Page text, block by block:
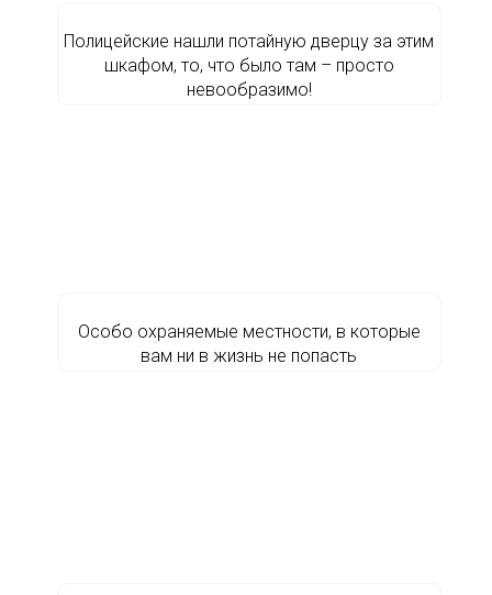
Полицейские нашли потайную дверцу за этим
шкафом, то, что было там – просто
невообразимо!
Особо охраняемые местности, в которые
вам ни в жизнь не попасть